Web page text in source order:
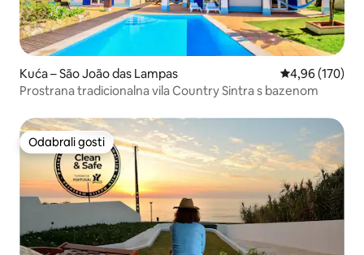
Kuća – São João das Lampas Prosječna
4,96 (170)
Prostrana tradicionalna vila Country Sintra s bazenom
Odabrali gosti
Odabrali gosti